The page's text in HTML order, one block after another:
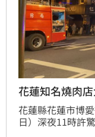
花蓮知名燒肉
花蓮縣花蓮市博
日）深夜11時許